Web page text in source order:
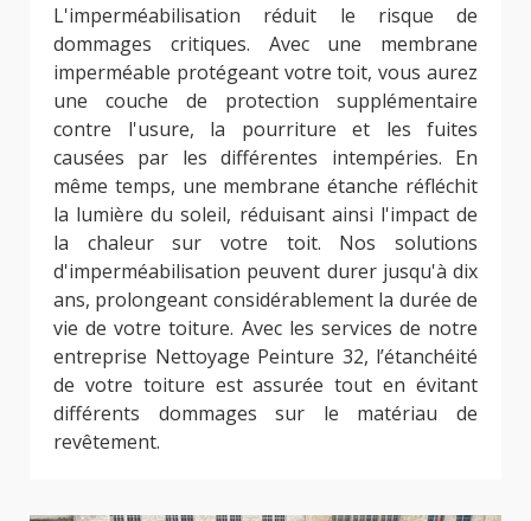
L'imperméabilisation réduit le risque de
dommages critiques. Avec une membrane
imperméable protégeant votre toit, vous aurez
une couche de protection supplémentaire
contre l'usure, la pourriture et les fuites
causées par les différentes intempéries. En
même temps, une membrane étanche réfléchit
la lumière du soleil, réduisant ainsi l'impact de
la chaleur sur votre toit. Nos solutions
d'imperméabilisation peuvent durer jusqu'à dix
ans, prolongeant considérablement la durée de
vie de votre toiture. Avec les services de notre
entreprise Nettoyage Peinture 32, l’étanchéité
de votre toiture est assurée tout en évitant
différents dommages sur le matériau de
revêtement.